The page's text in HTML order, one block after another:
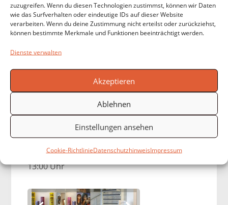
zuzugreifen. Wenn du diesen Technologien zustimmst, können wir Daten
wie das Surfverhalten oder eindeutige IDs auf dieser Website
verarbeiten. Wenn du deine Zustimmung nicht erteilst oder zurückziehst,
können bestimmte Merkmale und Funktionen beeinträchtigt werden.
Dienste verwalten
Akzeptieren
Ablehnen
Einstellungen ansehen
Cookie-RichtlinieDatenschutzhinweisImpressum
n
Wir haben für Sie zu
folgenden Zeiten
geöffnet:
Mo-Fr.9:30 Uhr bis
13:00 Uhr & 15:00
nachmittags
geschlossen
von 9:30 Uhr bis
13:00 Uhr